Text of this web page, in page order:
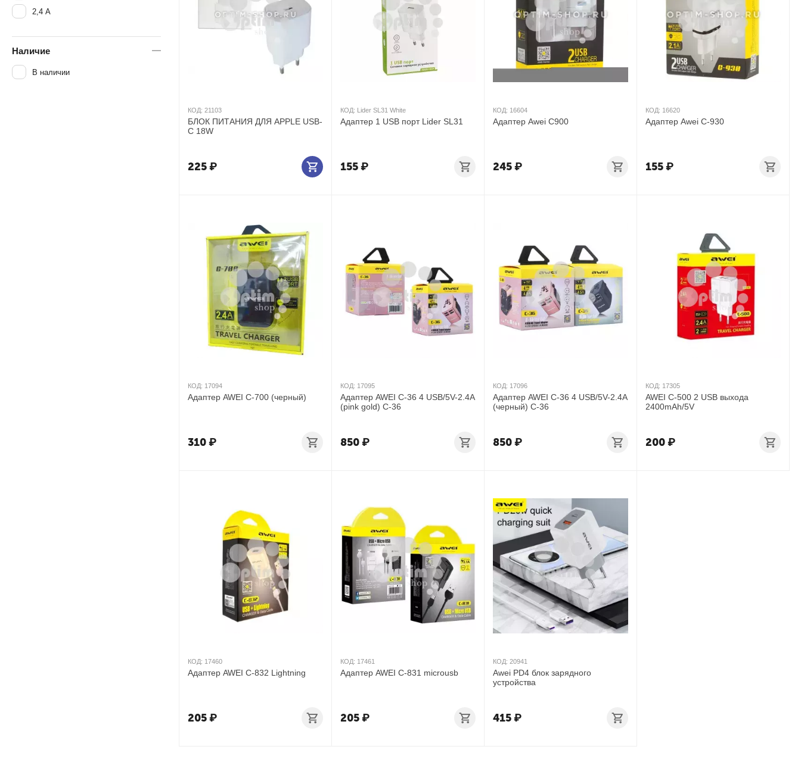
КОД: 21103
БЛОК ПИТАНИЯ ДЛЯ APPLE USB-
C 18W
225₽
КОД: Lider SL31 White
Адаптер 1 USB порт Lider SL31
155₽
КОД: 16604
Адаптер Awei C900
245₽
КОД: 16620
Адаптер Awei C-930
155₽
КОД: 17094
Адаптер AWEI C-700 (черный)
310₽
КОД: 17095
Адаптер AWEI C-36 4 USB/5V-2.4A
(pink gold) C-36
850₽
КОД: 17096
Адаптер AWEI C-36 4 USB/5V-2.4A
(черный) C-36
850₽
КОД: 17305
AWEI C-500 2 USB выхода
2400mAh/5V
200₽
КОД: 17460
Адаптер AWEI C-832 Lightning
205₽
КОД: 17461
Адаптер AWEI C-831 microusb
205₽
КОД: 20941
Awei PD4 блок зарядного
устройства
415₽
2,4 А
Наличие
В наличии